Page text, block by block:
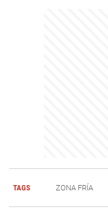
TAGS ZONA FRÍA